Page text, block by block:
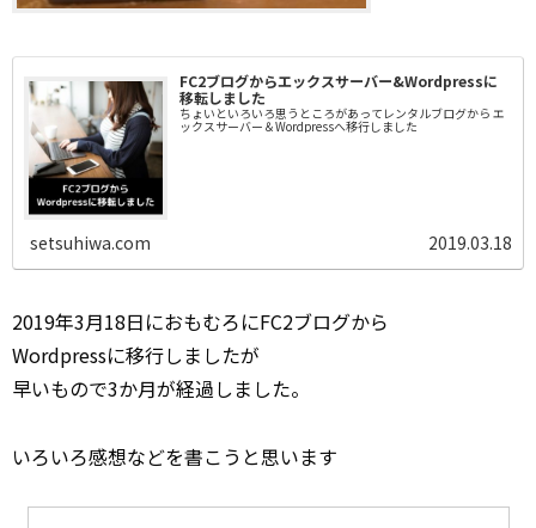
FC2ブログからエックスサーバー&Wordpressに
移転しました
ちょいといろいろ思うところがあってレンタルブログから エ
ックスサーバー＆Wordpressへ移行しました
setsuhiwa.com 2019.03.18
2019年3月18日におもむろにFC2ブログから
Wordpressに移行しましたが
早いもので3か月が経過しました。
いろいろ感想などを書こうと思います